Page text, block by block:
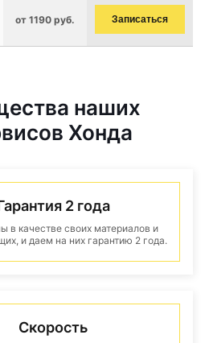
от 1190 руб. Записаться
наших
Хонда
2 года
в качестве своих материалов и
и даем на них гарантию 2 года.
Скорость